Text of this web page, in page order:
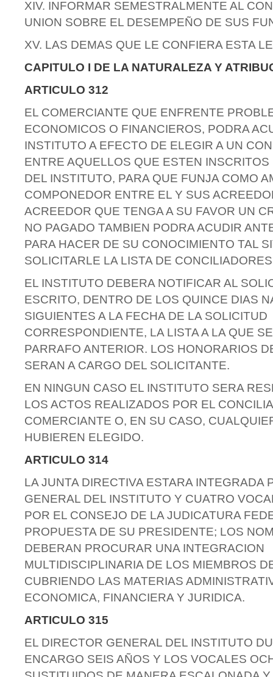
XIV. INFORMAR SEMESTRALMENTE AL
UNION SOBRE EL DESEMPEÑO DE SUS
XV. LAS DEMAS QUE LE CONFIERA ESTA
CAPITULO I DE LA NATURALEZA Y
ARTICULO 312
EL COMERCIANTE QUE ENFRENTE
ECONOMICOS O FINANCIEROS, PODRA
INSTITUTO A EFECTO DE ELEGIR A UN
ENTRE AQUELLOS QUE ESTEN
DEL INSTITUTO, PARA QUE FUNJA COMO
COMPONEDOR ENTRE EL Y SUS
ACREEDOR QUE TENGA A SU FAVOR UN
NO PAGADO TAMBIEN PODRA ACUDIR
PARA HACER DE SU CONOCIMIENTO TAL
SOLICITARLE LA LISTA DE
EL INSTITUTO DEBERA NOTIFICAR AL
ESCRITO, DENTRO DE LOS QUINCE DIAS
SIGUIENTES A LA FECHA DE LA SOLICITUD
CORRESPONDIENTE, LA LISTA A LA QUE
PARRAFO ANTERIOR. LOS HONORARIOS
SERAN A CARGO DEL SOLICITANTE.
EN NINGUN CASO EL INSTITUTO SERA
LOS ACTOS REALIZADOS POR EL
COMERCIANTE O, EN SU CASO,
HUBIEREN ELEGIDO.
ARTICULO 314
LA JUNTA DIRECTIVA ESTARA INTEGRADA
GENERAL DEL INSTITUTO Y CUATRO
POR EL CONSEJO DE LA JUDICATURA
PROPUESTA DE SU PRESIDENTE; LOS
DEBERAN PROCURAR UNA INTEGRACION
MULTIDISCIPLINARIA DE LOS MIEMBROS
CUBRIENDO LAS MATERIAS
ECONOMICA, FINANCIERA Y JURIDICA.
ARTICULO 315
EL DIRECTOR GENERAL DEL INSTITUTO
ENCARGO SEIS AÑOS Y LOS VOCALES